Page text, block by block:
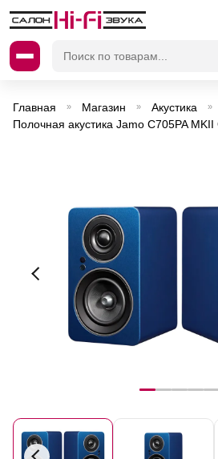
Главная » Магазин » Акустика »
Полочная акустика Jamo C705PA